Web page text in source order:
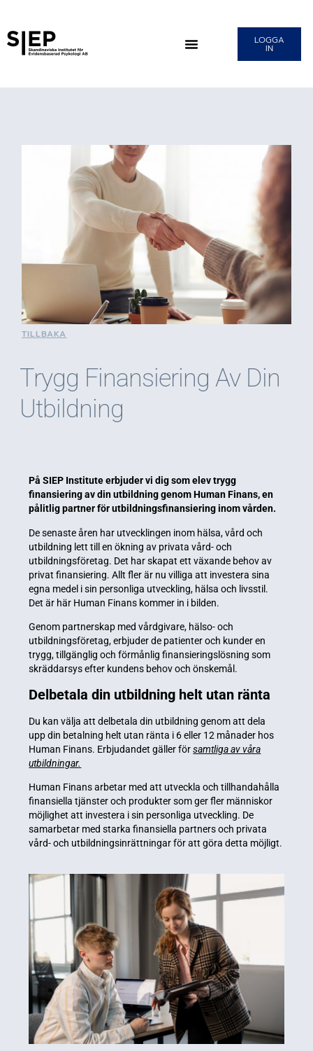
LOGGA
IN
TILLBAKA
Trygg Finansiering Av Din
Utbildning
På SIEP Institute erbjuder vi dig som elev trygg
finansiering av din utbildning genom Human Finans, en
pålitlig partner för utbildningsfinansiering inom vården.
De senaste åren har utvecklingen inom hälsa, vård och
utbildning lett till en ökning av privata vård- och
utbildningsföretag. Det har skapat ett växande behov av
privat finansiering. Allt fler är nu villiga att investera sina
egna medel i sin personliga utveckling, hälsa och livsstil.
Det är här Human Finans kommer in i bilden.
Genom partnerskap med vårdgivare, hälso- och
utbildningsföretag, erbjuder de patienter och kunder en
trygg, tillgänglig och förmånlig finansieringslösning som
skräddarsys efter kundens behov och önskemål.
Delbetala din utbildning helt utan ränta
Du kan välja att delbetala din utbildning genom att dela
upp din betalning helt utan ränta i 6 eller 12 månader hos
Human Finans. Erbjudandet gäller församtliga av våra
utbildningar.
Human Finans arbetar med att utveckla och tillhandahålla
finansiella tjänster och produkter som ger fler människor
möjlighet att investera i sin personliga utveckling. De
samarbetar med starka finansiella partners och privata
vård- och utbildningsinrättningar för att göra detta möjligt.